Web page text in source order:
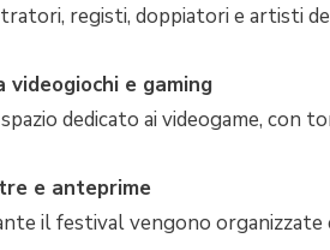
registi, doppiatori e artisti
videogiochi e gaming
dedicato ai videogame, con
e anteprime
il festival vengono organizzate